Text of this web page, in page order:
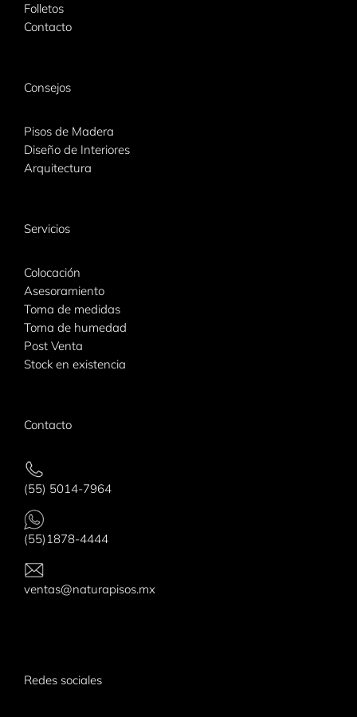
Folletos
Contacto
Consejos
Pisos de Madera
Diseño de Interiores
Arquitectura
Servicios
Colocación
Asesoramiento
Toma de medidas
Toma de humedad
Post Venta
Stock en existencia
Contacto
(55) 5014-7964
(55)1878-4444
ventas@naturapisos.mx
Redes sociales